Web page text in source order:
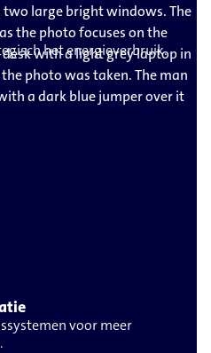
het energieverbruik.
voor meer